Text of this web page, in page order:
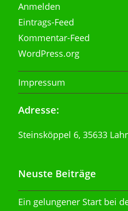
Anmelden
Eintrags-Feed
Kommentar-Feed
WordPress.org
Impressum
Adresse:
Steinsköppel 6, 35633
Neuste Beiträge
Ein gelungener Start bei